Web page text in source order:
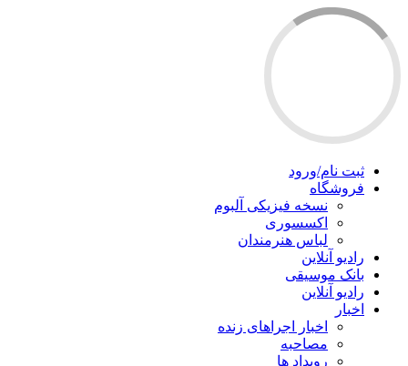
ثبت نام/ورود
فروشگاه
نسخه فیزیکی آلبوم
اکسسوری
لباس هنرمندان
رادیو آنلاین
بانک موسیقی
رادیو آنلاین
اخبار
اخبار اجراهای زنده
مصاحبه
رویداد ها